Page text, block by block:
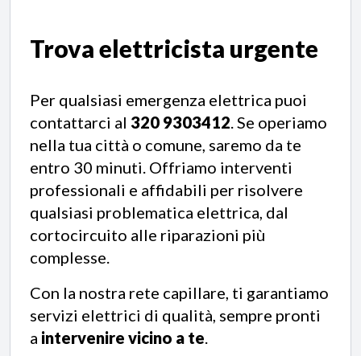
Trova elettricista urgente
Per qualsiasi emergenza elettrica puoi
contattarci al 320 9303412 . Se operiamo
nella tua città o comune, saremo da te
entro 30 minuti. Offriamo interventi
professionali e affidabili per risolvere
qualsiasi problematica elettrica, dal
cortocircuito alle riparazioni più
complesse.
Con la nostra rete capillare, ti garantiamo
servizi elettrici di qualità, sempre pronti
a intervenire vicino a te